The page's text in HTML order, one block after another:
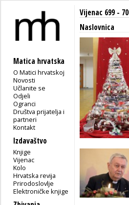
Matica hrvatska
O Matici hrvatskoj
Novosti
Učlanite se
Odjeli
Ogranci
Društva prijatelja i
partneri
Kontakt
Izdavaštvo
Knjige
Vijenac
Kolo
Hrvatska revija
Prirodoslovlje
Elektroničke knjige
Vijenac 699 -
Naslovnica